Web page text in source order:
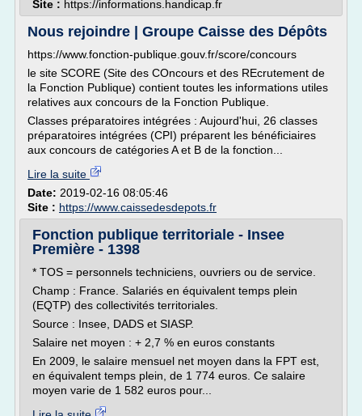
Site : https://informations.handicap.fr
Nous rejoindre | Groupe Caisse des Dépôts
https://www.fonction-publique.gouv.fr/score/concours
le site SCORE (Site des COncours et des REcrutement de
la Fonction Publique) contient toutes les informations utiles
relatives aux concours de la Fonction Publique.
Classes préparatoires intégrées : Aujourd'hui, 26 classes
préparatoires intégrées (CPI) préparent les bénéficiaires
aux concours de catégories A et B de la fonction...
Lire la suite
Date: 2019-02-16 08:05:46
Site : https://www.caissedesdepots.fr
Fonction publique territoriale - Insee
Première - 1398
* TOS = personnels techniciens, ouvriers ou de service.
Champ : France. Salariés en équivalent temps plein
(EQTP) des collectivités territoriales.
Source : Insee, DADS et SIASP.
Salaire net moyen : + 2,7 % en euros constants
En 2009, le salaire mensuel net moyen dans la FPT est,
en équivalent temps plein, de 1 774 euros. Ce salaire
moyen varie de 1 582 euros pour...